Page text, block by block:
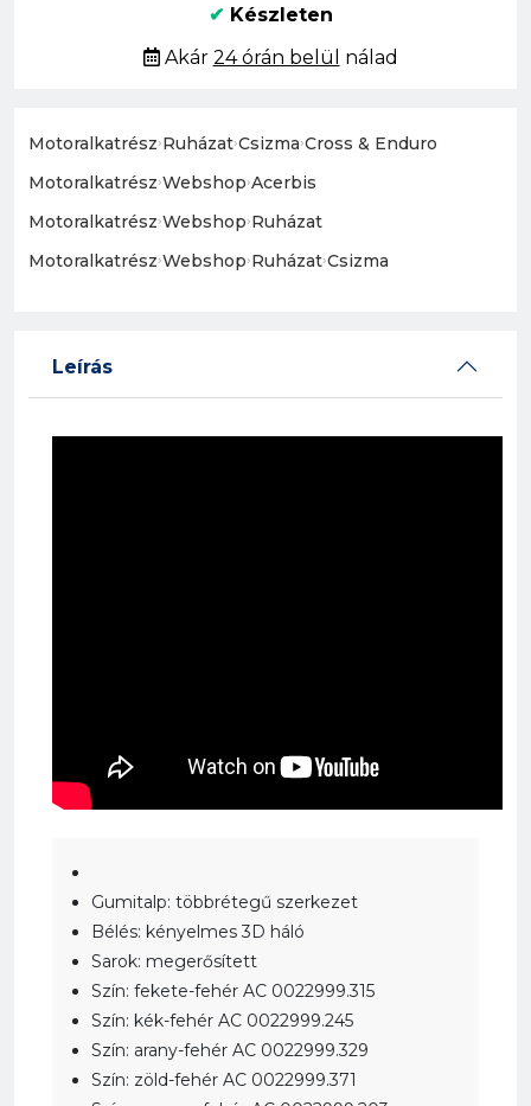
✔ Készleten
Akár 24 órán belül nálad
Motoralkatrész›Ruházat›Csizma›Cross & Enduro
Motoralkatrész›Webshop›Acerbis
Motoralkatrész›Webshop›Ruházat
Motoralkatrész›Webshop›Ruházat›Csizma
Leírás
Gumitalp: többrétegű szerkezet
Bélés: kényelmes 3D háló
Sarok: megerősített
Szín: fekete-fehér AC 0022999.315
Szín: kék-fehér AC 0022999.245
Szín: arany-fehér AC 0022999.329
Szín: zöld-fehér AC 0022999.371